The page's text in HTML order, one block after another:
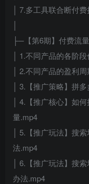
│ 7.多工具联合断付
├─【第6期】付费流
│ 1.不同产品的各阶
│ 2.不同产品的盈利
│ 3.【推广策略】拼
│ 4.【推广核心】如
量.mp4
│ 5.【推广玩法】搜
法.mp4
│ 6.【推广玩法】搜
办法.mp4